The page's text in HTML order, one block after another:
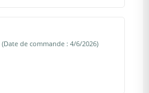
(Date de commande : 4/6/2026)